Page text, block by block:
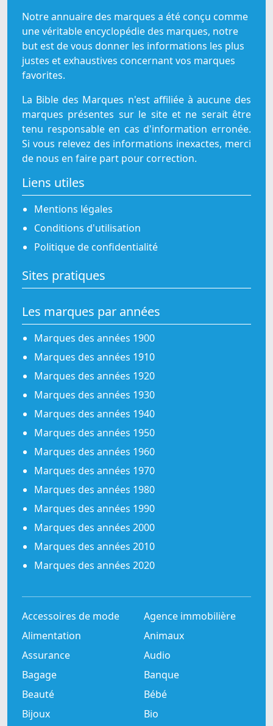
Notre annuaire des marques a été conçu comme
une véritable encyclopédie des marques, notre
but est de vous donner les informations les plus
justes et exhaustives concernant vos marques
favorites.
La Bible des Marques n'est affiliée à aucune des
marques présentes sur le site et ne serait être
tenu responsable en cas d'information erronée.
Si vous relevez des informations inexactes, merci
de nous en faire part pour correction.
Liens utiles
Mentions légales
Conditions d'utilisation
Politique de confidentialité
Sites pratiques
Les marques par années
Marques des années 1900
Marques des années 1910
Marques des années 1920
Marques des années 1930
Marques des années 1940
Marques des années 1950
Marques des années 1960
Marques des années 1970
Marques des années 1980
Marques des années 1990
Marques des années 2000
Marques des années 2010
Marques des années 2020
Accessoires de mode
Agence immobilière
Alimentation
Animaux
Assurance
Audio
Bagage
Banque
Beauté
Bébé
Bijoux
Bio